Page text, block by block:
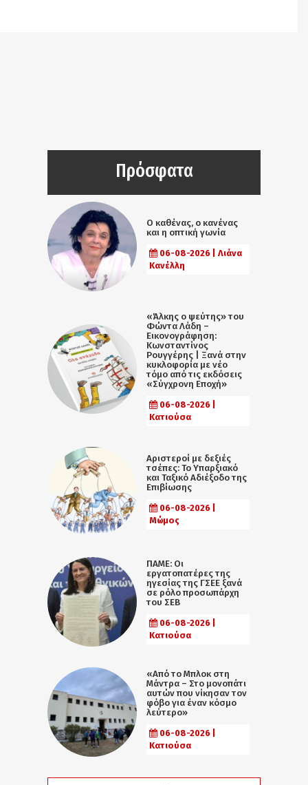
Πρόσφατα
Ο καθένας, ο κανένας
και η οπτική γωνία
06-08-2026 | Λιάνα
Κανέλλη
«Άλκης ο ψεύτης» του
Φώντα Λάδη –
Εικονογράφηση:
Κωνσταντίνος
Ρουγγέρης | Ξανά στην
κυκλοφορία με νέο
τόμο από τις εκδόσεις
«Σύγχρονη Εποχή»
06-08-2026 |
Κατιούσα
Αριστεροί με δεξιές
τσέπες: Το Υπαρξιακό
και Ταξικό Αδιέξοδο της
Επιβίωσης
06-08-2026 |
Μώμος
ΠΑΜΕ: Οι
εργατοπατέρες της
ηγεσίας της ΓΣΕΕ ξανά
σε ρόλο προσωπάρχη
του ΣΕΒ
06-08-2026 |
Κατιούσα
«Από το Μπλοκ στη
Μάντρα – Στο μονοπάτι
αυτών που νίκησαν τον
φόβο για έναν κόσμο
λεύτερο»
06-08-2026 |
Κατιούσα